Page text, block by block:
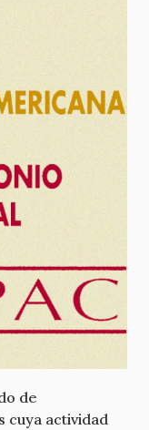
de
cuya actividad